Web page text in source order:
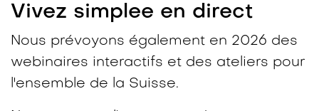
Vivez simplee en direct​
Nous prévoyons également en 2026 des
webinaires interactifs et des ateliers pour
l'ensemble de la Suisse.